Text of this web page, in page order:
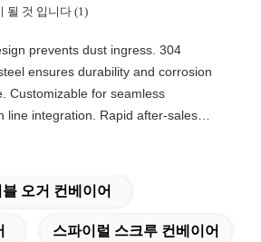
될 것 입니다 (1)
prevents dust ingress. 304
ensures durability and corrosion
Customizable for seamless
line integration. Rapid after-sales
오거 컨베이어
스파이럴 스크루 컨베이어